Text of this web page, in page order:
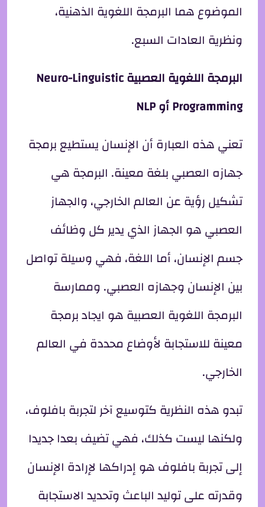
الموضوع هما البرمجة اللغوية الذهنية،
ونظرية العادات السبع.
البرمجة اللغوية العصبيةNeuro-Linguistic
Programming أو
NLP
تعني هذه العبارة أن الإنسان يستطيع برمجة
جهازه العصبي بلغة معينة. البرمجة هي
تشكيل رؤية عن العالم الخارجي، والجهاز
العصبي هو الجهاز الذي يدير كل وظائف
جسم الإنسان، أما اللغة، فهي وسيلة تواصل
بين الإنسان وجهازه العصبي. وممارسة
البرمجة اللغوية العصبية هو ايجاد برمجة
معينة للاستجابة لأوضاع محددة في العالم
الخارجي.
تبدو هذه النظرية كتوسيع آخر لتجربة بافلوف،
ولكنها ليست كذلك، فهي تضيف بعدا جديدا
إلى تجربة بافلوف هو إدراكها لإرادة الإنسان
وقدرته على توليد الباعث وتحديد الاستجابة